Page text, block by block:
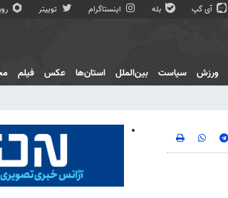
آی گپ بله اینستاگرام توییتر
ورزش سیاست بین‌الملل استان‌ها عکس فیلم